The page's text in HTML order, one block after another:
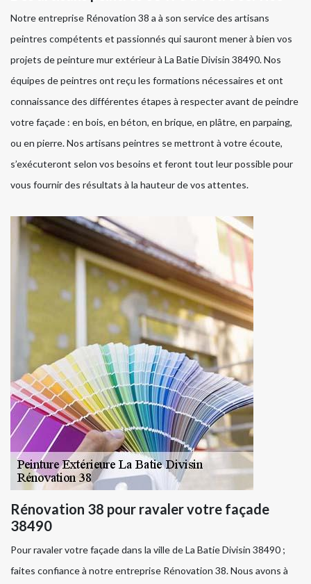
Notre entreprise Rénovation 38 a à son service des artisans
peintres compétents et passionnés qui sauront mener à bien vos
projets de peinture mur extérieur à La Batie Divisin 38490. Nos
équipes de peintres ont reçu les formations nécessaires et ont
connaissance des différentes étapes à respecter avant de peindre
votre façade : en bois, en béton, en brique, en plâtre, en parpaing,
ou en pierre. Nos artisans peintres se mettront à votre écoute,
s’exécuteront selon vos besoins et feront tout leur possible pour
vous fournir des résultats à la hauteur de vos attentes.
Rénovation 38 pour ravaler votre façade
38490
Pour ravaler votre façade dans la ville de La Batie Divisin 38490 ;
faites confiance à notre entreprise Rénovation 38. Nous avons à